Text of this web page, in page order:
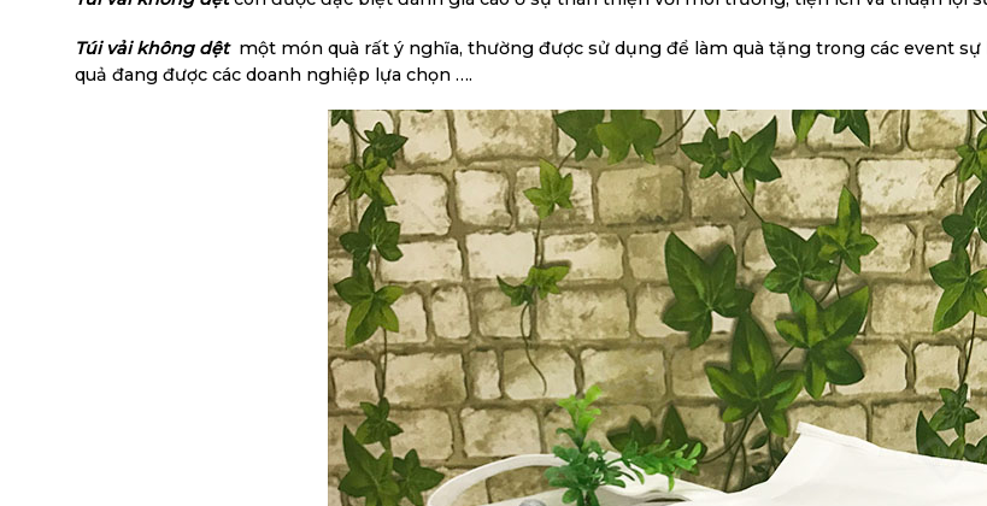
Túi vải không dệt một món quà rất ý nghĩa, thường được sử dụng để làm quà tặng trong các event
quả đang được các doanh nghiệp lựa chọn ….